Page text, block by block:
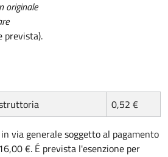
originale
prevista).
0,52 €
via generale soggetto al pagamento
€. É prevista l'esenzione per